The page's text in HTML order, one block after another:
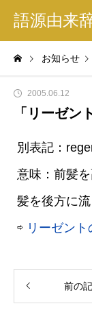
語源由来
お知らせ
2005.06.12
「リーゼン
別表記：
意味：前髪
髪を後方に流
⇨ リーゼン
前の